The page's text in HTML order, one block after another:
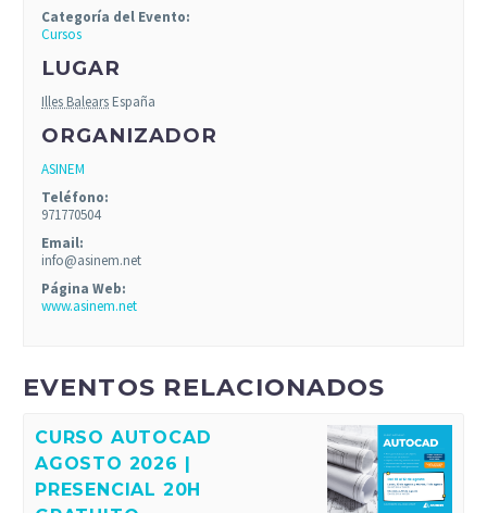
Categoría del Evento:
Cursos
LUGAR
Illes Balears España
ORGANIZADOR
ASINEM
Teléfono:
971770504
Email:
info@asinem.net
Página Web:
www.asinem.net
EVENTOS RELACIONADOS
CURSO AUTOCAD
AGOSTO 2026 |
PRESENCIAL 20H